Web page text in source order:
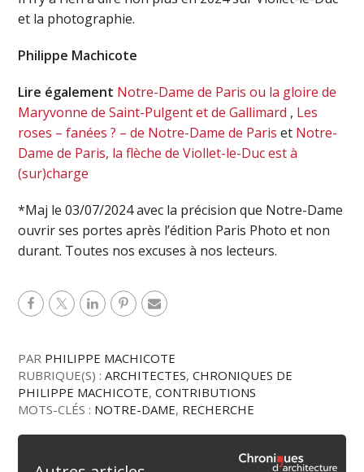
et la photographie.
Philippe Machicote
Lire également Notre-Dame de Paris ou la gloire de
Maryvonne de Saint-Pulgent et de Gallimard , Les
roses – fanées ? – de Notre-Dame de Paris et Notre-
Dame de Paris, la flèche de Viollet-le-Duc est à
(sur)charge
*Maj le 03/07/2024 avec la précision que Notre-Dame
ouvrir ses portes après l’édition Paris Photo et non
durant. Toutes nos excuses à nos lecteurs.
PAR PHILIPPE MACHICOTE
RUBRIQUE(S) :ARCHITECTES,CHRONIQUES DE
PHILIPPE MACHICOTE,CONTRIBUTIONS
MOTS-CLÉS : NOTRE-DAME, RECHERCHE